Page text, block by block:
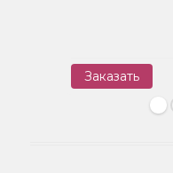
Заказать